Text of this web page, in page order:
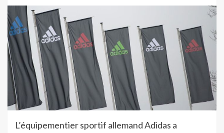
L’équipementier sportif allemand Adidas a